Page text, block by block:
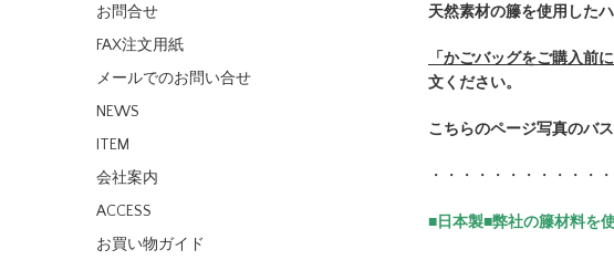
天然素材の籐を使用した
「かごバッグをご購入前
文ください。
こちらのページ写真のバ
・・・・・・・・・・・
■日本製■弊社の籐材料を
お問合せ
FAX注文用紙
メールでのお問い合せ
NEWS
ITEM
会社案内
ACCESS
お買い物ガイド